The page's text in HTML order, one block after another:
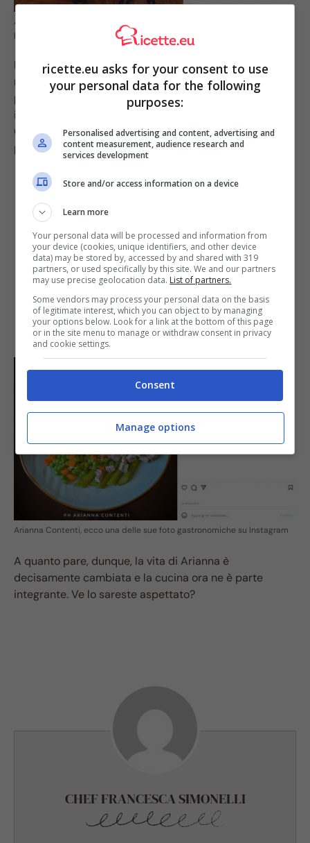
Arianna Contenti con Carlo Cracco in uno degli ultimi post he ha
pubblicato su Instagram
Non sappiamo con certezza se Arianna abbia
ricominciato a lavorare inbanca, ma di sicuro
possiamo dire che la
cucinaè diventata parte
integrante della sua vita professionale, visto che la
Contenti lavora comefotografa gastronomicae
partecipa anche a diversi show cooking.
Arianna Contenti, ecco una delle sue foto gastronomiche su Instagram
A quanto pare, dunque, la vita di Arianna è
decisamente cambiata e la cucina ora ne è parte
integrante. Ve lo sareste aspettato?
CHEF FRANCESCA SIMONELLI
ricette.eu asks for your consent to use
your personal data for the following
purposes:
Personalised advertising and content, advertising and
content measurement, audience research and
services development
Store and/or access information on a device
Learn more
Your personal data will be processed and information from
your device (cookies, unique identifiers, and other device
data) may be stored by, accessed by and shared with 319
partners, or used specifically by this site. We and our partners
may use precise geolocation data. List of partners.
Some vendors may process your personal data on the basis
of legitimate interest, which you can object to by managing
your options below. Look for a link at the bottom of this page
or in the site menu to manage or withdraw consent in privacy
and cookie settings.
Consent
Manage options